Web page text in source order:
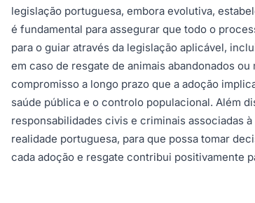
legislação portuguesa, embora evolutiva,
é fundamental para assegurar que todo o
para o guiar através da legislação aplicável,
em caso de resgate de animais abandonados
compromisso a longo prazo que a adoção
saúde pública e o controlo populacional. Além
responsabilidades civis e criminais associadas
realidade portuguesa, para que possa tomar
cada adoção e resgate contribui positivamente